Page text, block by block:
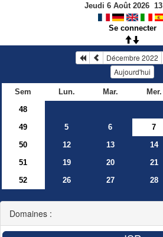
Jeudi 6 Août 2026 13
Se connecter
Décembre 2022
Aujourd'hui
Sem Lun. Mar. Mer.
48
49
5 6 7
50
12 13 14
51
19 20 21
52
26 27 28
Domaines :